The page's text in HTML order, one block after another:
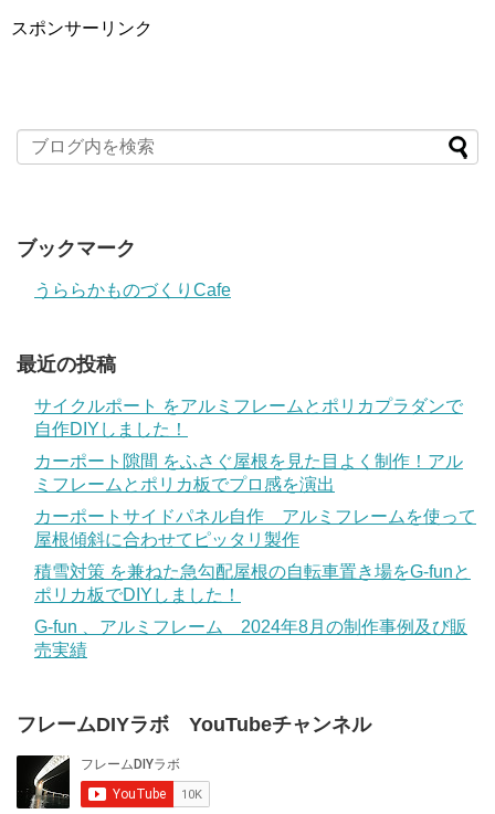
スポンサーリンク
ブックマーク
うららかものづくりCafe
最近の投稿
サイクルポート をアルミフレームとポリカプラダンで
自作DIYしました！
カーポート隙間 をふさぐ屋根を見た目よく制作！アル
ミフレームとポリカ板でプロ感を演出
カーポートサイドパネル自作 アルミフレームを使って
屋根傾斜に合わせてピッタリ製作
積雪対策 を兼ねた急勾配屋根の自転車置き場をG-funと
ポリカ板でDIYしました！
G-fun 、アルミフレーム 2024年8月の制作事例及び販
売実績
フレームDIYラボ YouTubeチャンネル